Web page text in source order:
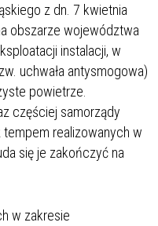
z dn. 7 kwietnia
obszarze województwa
instalacji, w
uchwała antysmogowa)
powietrze.
częściej samorządy
tempem realizowanych w
się je zakończyć na
w zakresie